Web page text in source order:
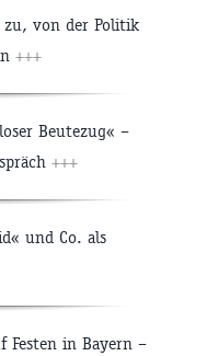
zu, von der Politik
+++
Beutezug« –
+++
und Co. als
Festen in Bayern –